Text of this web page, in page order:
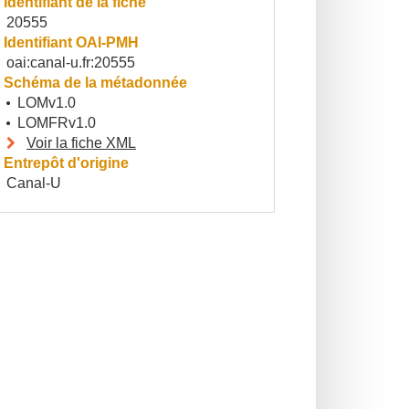
20555
Identifiant OAI-PMH
oai:canal-u.fr:20555
Schéma de la métadonnée
LOMv1.0
LOMFRv1.0
Voir la fiche XML
Entrepôt d'origine
Canal-U